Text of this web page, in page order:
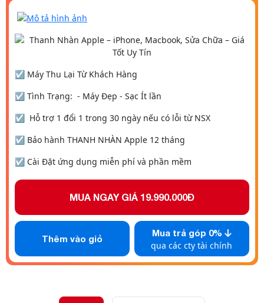
☑️ Máy Thu Lại Từ Khách Hàng
☑️ Tình Trạng: - Máy Đẹp - Sạc Ít lần
☑️ Hỗ trợ 1 đổi 1 trong 30 ngày nếu có lỗi từ NSX
☑️ Bảo hành THANH NHÀN Apple 12 tháng
☑️ Cài Đặt ứng dụng miễn phí và phần mềm
MUA NGAY GIÁ 19.990.000Đ
Thêm vào giỏ
Mua trả góp 0%
qua các cty tài chính